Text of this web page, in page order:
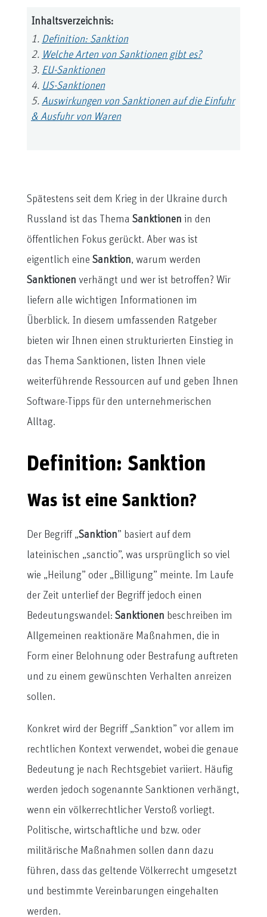
Inhaltsverzeichnis:
Definition: Sanktion
Welche Arten von Sanktionen gibt es?
EU-Sanktionen
US-Sanktionen
Auswirkungen von Sanktionen auf die Einfuhr
& Ausfuhr von Waren
Spätestens seit dem Krieg in der Ukraine durch
Russland ist das Thema Sanktionen in den
öffentlichen Fokus gerückt. Aber was ist
eigentlich eine Sanktion, warum werden
Sanktionen verhängt und wer ist betroffen? Wir
liefern alle wichtigen Informationen im
Überblick. In diesem umfassenden Ratgeber
bieten wir Ihnen einen strukturierten Einstieg in
das Thema Sanktionen, listen Ihnen viele
weiterführende Ressourcen auf und geben Ihnen
Software-Tipps für den unternehmerischen
Alltag.
Definition: Sanktion
Was ist eine Sanktion?
Der Begriff „Sanktion” basiert auf dem
lateinischen „sanctio”, was ursprünglich so viel
wie „Heilung” oder „Billigung” meinte. Im Laufe
der Zeit unterlief der Begriff jedoch einen
Bedeutungswandel: Sanktionen beschreiben im
Allgemeinen reaktionäre Maßnahmen, die in
Form einer Belohnung oder Bestrafung auftreten
und zu einem gewünschten Verhalten anreizen
sollen.
Konkret wird der Begriff „Sanktion” vor allem im
rechtlichen Kontext verwendet, wobei die genaue
Bedeutung je nach Rechtsgebiet variiert. Häufig
werden jedoch sogenannte Sanktionen verhängt,
wenn ein völkerrechtlicher Verstoß vorliegt.
Politische, wirtschaftliche und bzw. oder
militärische Maßnahmen sollen dann dazu
führen, dass das geltende Völkerrecht umgesetzt
und bestimmte Vereinbarungen eingehalten
werden.